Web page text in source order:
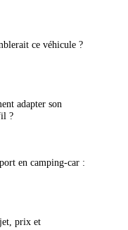
ce véhicule ?
adapter son
?
en camping-car :
prix et